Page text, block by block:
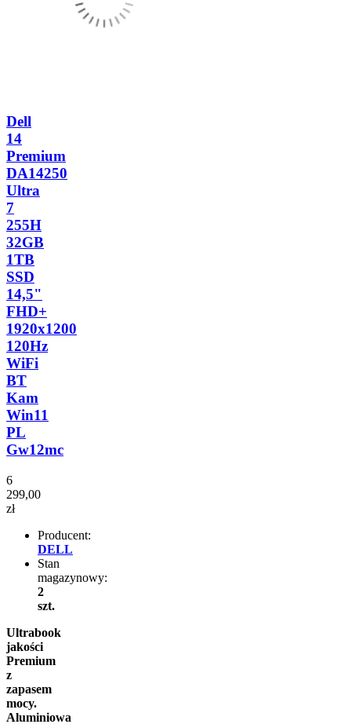
Dell
14
Premium
DA14250
Ultra
7
255H
32GB
1TB
SSD
14,5"
FHD+
1920x1200
120Hz
WiFi
BT
Kam
Win11
PL
Gw12mc
6
299,00
zł
Producent:
DELL
Stan
magazynowy:
2
szt.
Ultrabook
jakości
Premium
z
zapasem
mocy.
Aluminiowa